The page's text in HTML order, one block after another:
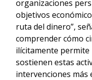
organizaciones
objetivos
ruta del dinero”,
comprender cómo
ilícitamente permite
sostienen estas
intervenciones más